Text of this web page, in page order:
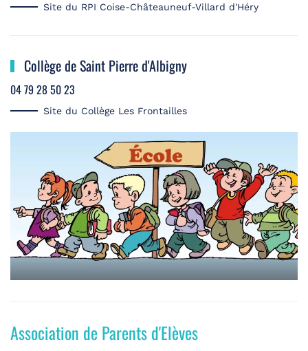
Site du RPI Coise-Châteauneuf-Villard d'Héry
Collège de Saint Pierre d'Albigny
04 79 28 50 23
Site du Collège Les Frontailles
Association de Parents d'Elèves